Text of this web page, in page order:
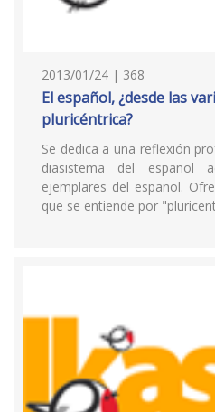
2013/01/24 | 368
El español, ¿desde las
pluricéntrica?
Se dedica a una reflexión
diasistema del español
ejemplares del español.
que se entiende por